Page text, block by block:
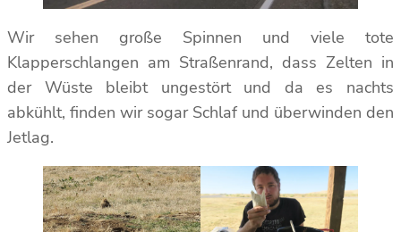
Wir sehen große Spinnen und viele tote
Klapperschlangen am Straßenrand, dass Zelten in
der Wüste bleibt ungestört und da es nachts
abkühlt, finden wir sogar Schlaf und überwinden den
Jetlag.